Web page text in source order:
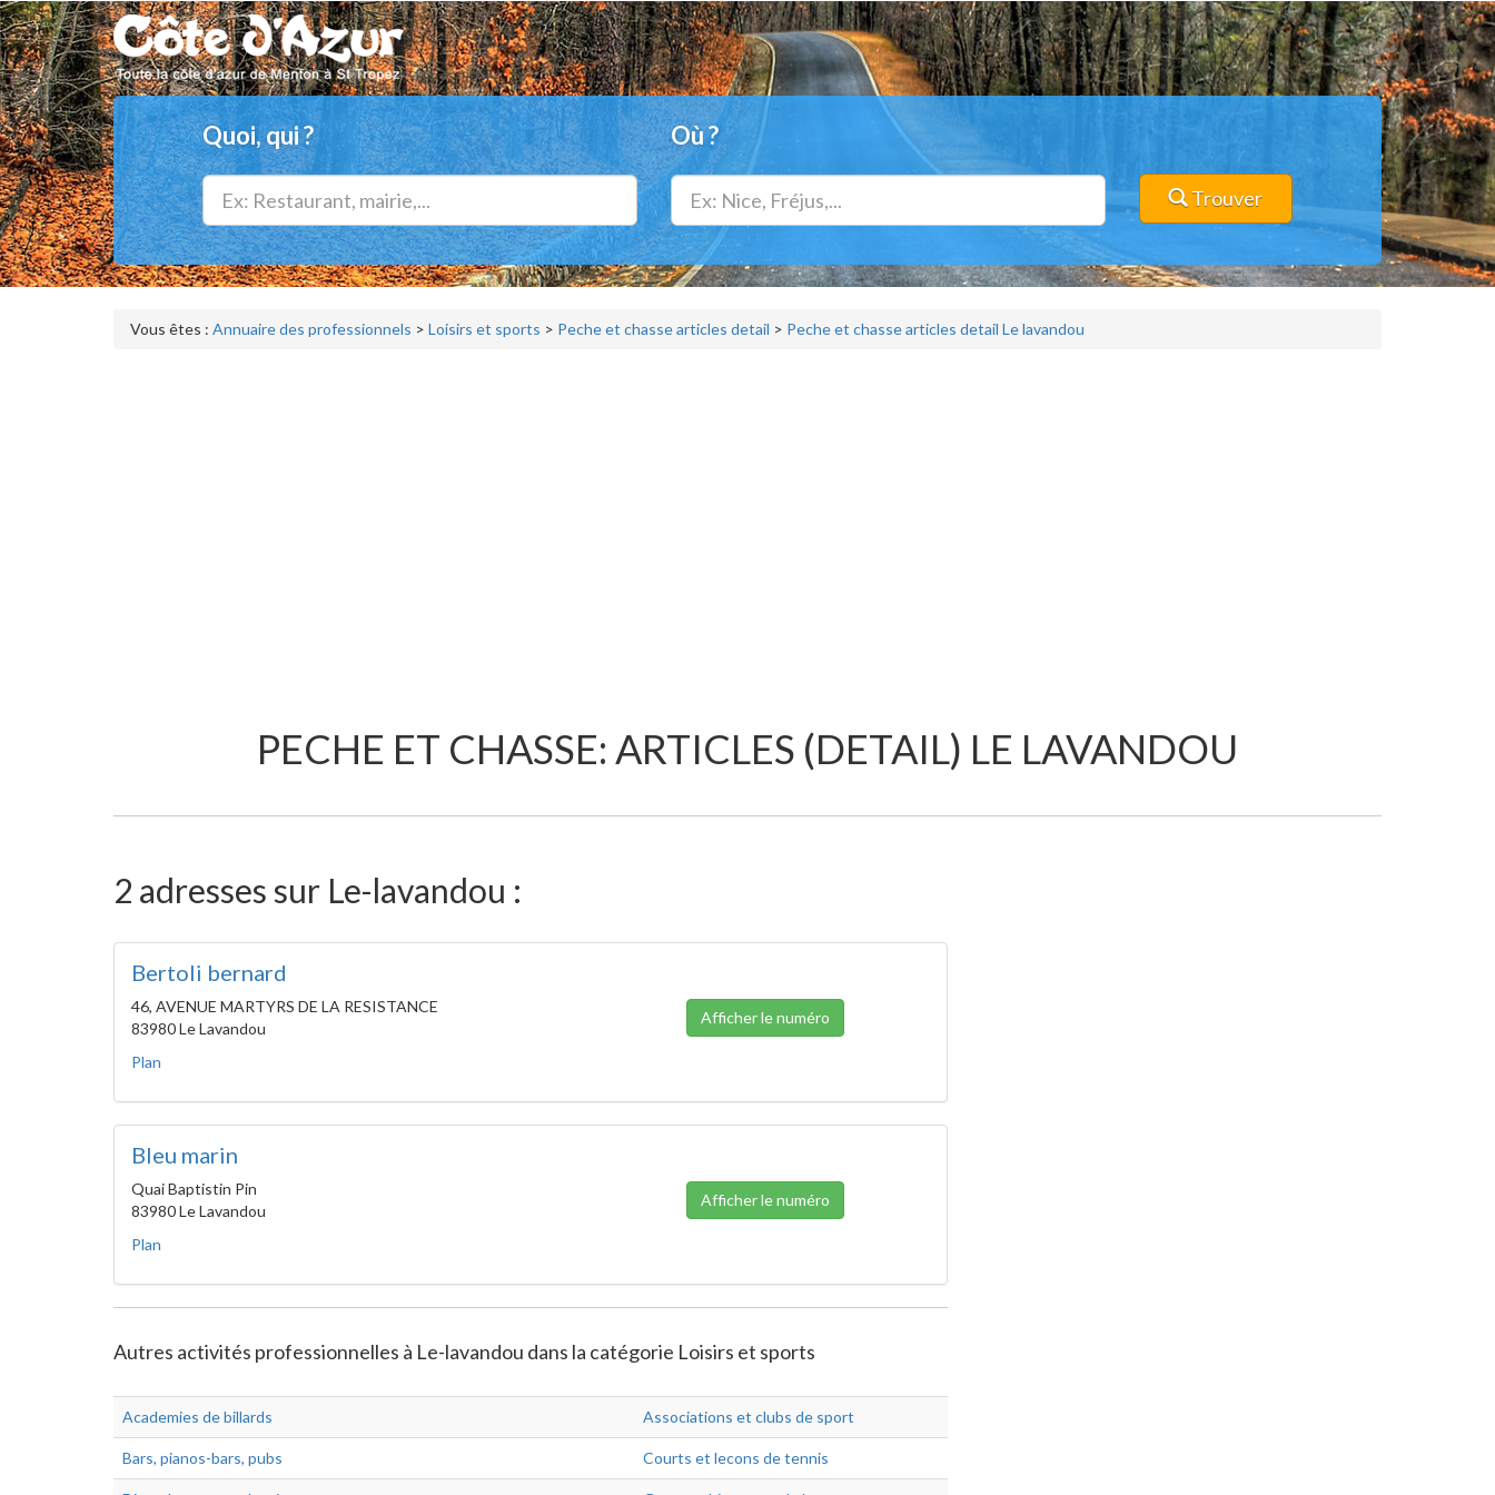
Quoi, qui ? Où ?
Trouver
Vous êtes : Annuaire des professionnels > Loisirs et sports > Peche et chasse articles detail > Peche et chasse articles detail Le lavandou
PECHE ET CHASSE: ARTICLES (DETAIL) LE LAVANDOU
2 adresses sur Le-lavandou :
Bertoli bernard
46, AVENUE MARTYRS DE LA RESISTANCE
83980 Le Lavandou
Plan
Afficher le numéro
Bleu marin
Quai Baptistin Pin
83980 Le Lavandou
Plan
Afficher le numéro
Autres activités professionnelles à Le-lavandou dans la catégorie Loisirs et sports
Academies de billards Associations et clubs de sport
Bars, pianos-bars, pubs Courts et lecons de tennis